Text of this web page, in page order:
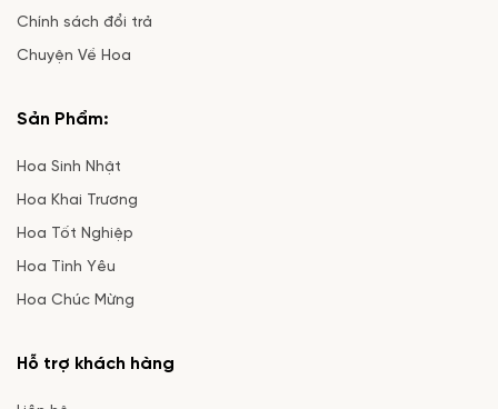
Chính sách đổi trả
Chuyện Về Hoa
Sản Phẩm:
Hoa Sinh Nhật
Hoa Khai Trương
Hoa Tốt Nghiệp
Hoa Tình Yêu
Hoa Chúc Mừng
Hỗ trợ khách hàng